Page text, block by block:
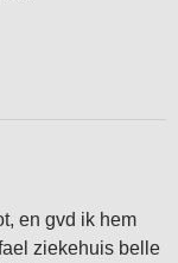
en gvd ik hem
ziekehuis belle